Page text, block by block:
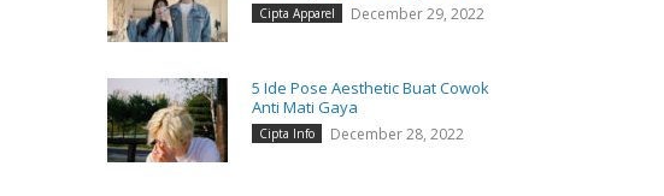
Cipta Apparel December 29, 2022
5 Ide Pose Aesthetic Buat Cowok
Anti Mati Gaya
Cipta Info December 28, 2022